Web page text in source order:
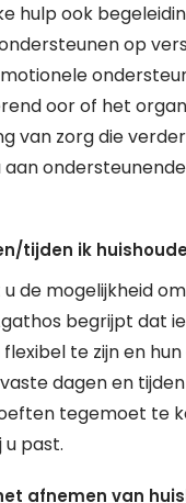
hulp ook
op
oor of het
van zorg die
tijden ik
u de mogelijkheid
begrijpt dat
te zijn en
dagen en
tegemoet te
past.
afnemen van